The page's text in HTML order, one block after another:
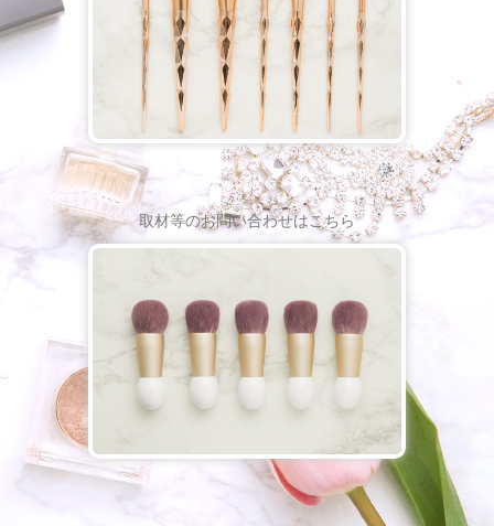
取材等のお問い合わせはこちら